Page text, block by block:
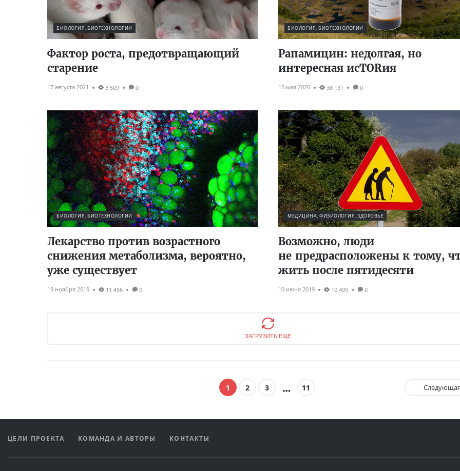
БИОЛОГИЯ, БИОТЕХНОЛОГИИ
Фактор роста, предотвращающий
старение
17 августа 2021 3 509 0
БИОЛОГИЯ, БИОТЕХНОЛОГИИ
Рапамицин: недолгая, но
интересная исTORия
15 мая 2020 38 131 0
БИОЛОГИЯ, БИОТЕХНОЛОГИИ
Лекарство против возрастного
снижения метаболизма, вероятно,
уже существует
19 ноября 2019 11 456 0
МЕДИЦИНА, ФИЗИОЛОГИЯ, ЗДОРОВЬЕ
Возможно, люди
не предрасположены к тому,
жить после пятидесяти
10 июня 2019 10 499 0
ЗАГРУЗИТЬ ЕЩЕ
1 2 3 11
ЦЕЛИ ПРОЕКТА КОМАНДА И АВТОРЫ КОНТАКТЫ